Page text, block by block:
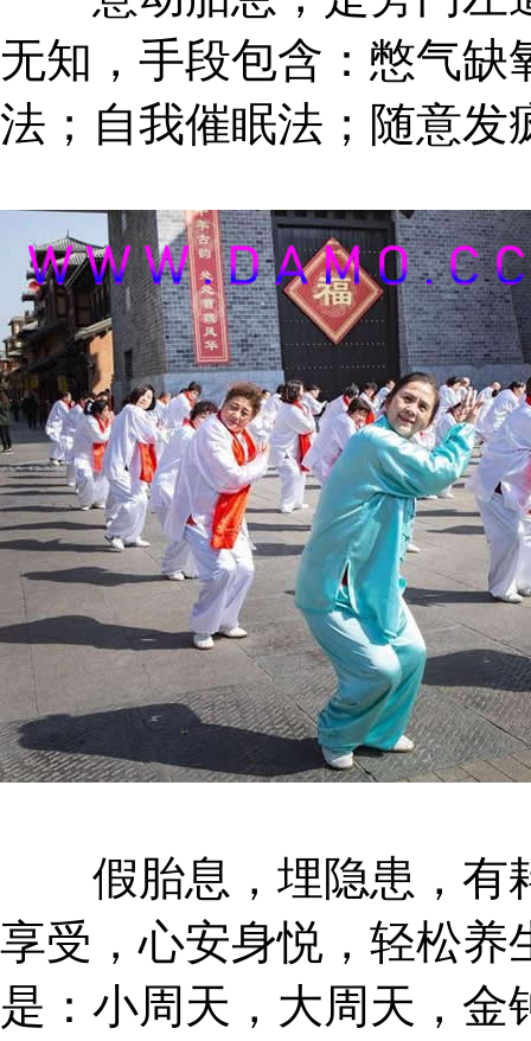
无知，手段包含：憋气
法；自我催眠法；随意发
假胎息，埋隐患，有
享受，心安身悦，轻松养
是：小周天，大周天，金